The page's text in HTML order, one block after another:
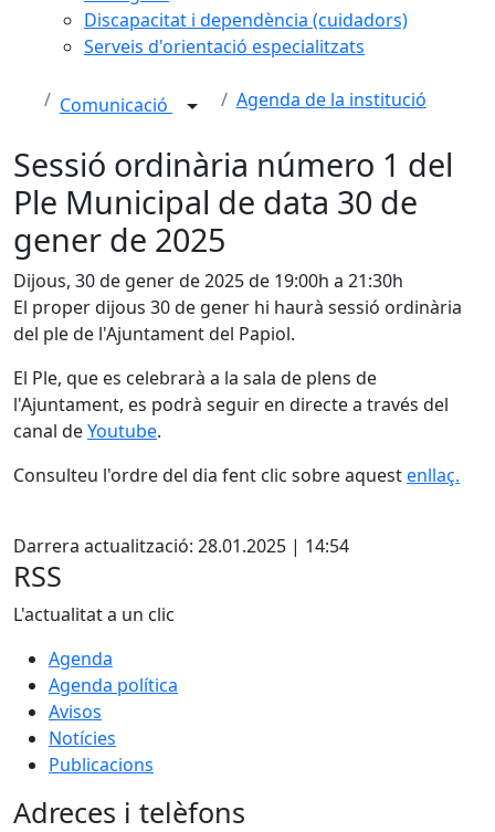
Discapacitat i dependència (cuidadors)
Serveis d'orientació especialitzats
Comunicació Agenda de la institució
Sessió ordinària número 1 del
Ple Municipal de data 30 de
gener de 2025
Dijous, 30 de gener de 2025 de 19:00h a 21:30h
El proper dijous 30 de gener hi haurà sessió ordinària
del ple de l'Ajuntament del Papiol.
El Ple, que es celebrarà a la sala de plens de
l'Ajuntament, es podrà seguir en directe a través del
canal deYoutube.
Consulteu l'ordre del dia fent clic sobre aquestenllaç.
Darrera actualització: 28.01.2025 | 14:54
RSS
L'actualitat a un clic
Agenda
Agenda política
Avisos
Notícies
Publicacions
Adreces i telèfons